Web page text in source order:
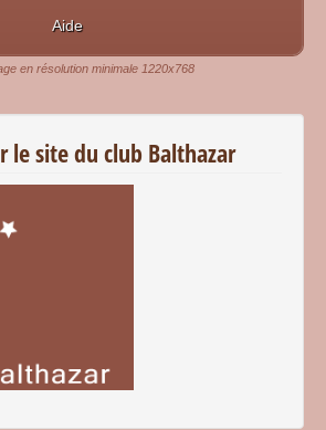
Aide
en résolution minimale 1220x768
le site du club Balthazar